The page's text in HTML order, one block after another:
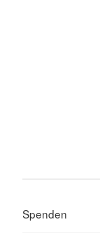
Spenden